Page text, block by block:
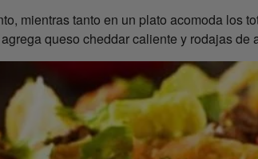
mientras tanto en un plato acomoda los
queso cheddar caliente y rodajas de